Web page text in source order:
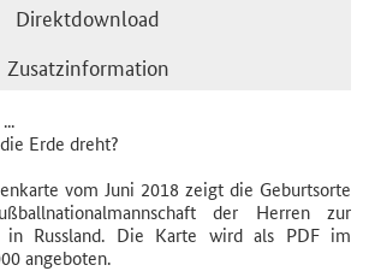
Direktdownload
Zusatzinformation
Erde dreht?
vom Juni 2018 zeigt die Geburtsorte
der Herren zur
in Russland. Die Karte wird als PDF im
angeboten.